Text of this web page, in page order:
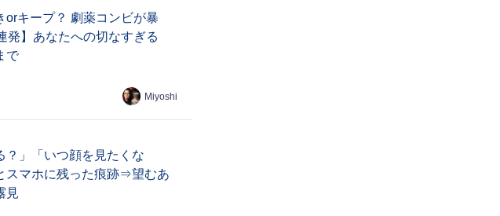
orキープ？ 劇薬コンビが暴
発】あなたへの切なすぎる
で
Miyoshi
？」「いつ顔を見たくな
スマホに残った痕跡⇒望むあ
見